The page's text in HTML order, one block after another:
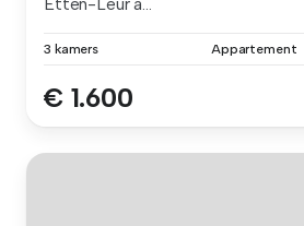
3 kamers Appartement
€ 1.600